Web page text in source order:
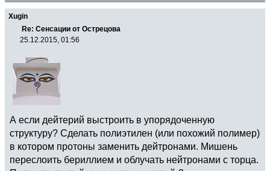
Xugin
Re: Сенсации от Острецова
25.12.2015, 01:56
А если дейтерий выстроить в упорядоченную
структуру? Сделать полиэтилен (или похожий полимер)
в котором протоны заменить дейтронами. Мишень
переслоить бериллием и облучать нейтронами с торца.